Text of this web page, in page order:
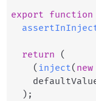
export function
return
(
( inject( new
) ;